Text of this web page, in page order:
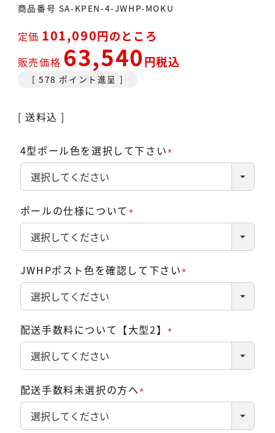
商品番号 SA-KPEN-4-JWHP-MOKU
定価 101,090 のところ
販売価格 63,540 税込
[ 578 ポイント進呈 ]
送料込
4型ポール色を選択して下さい
ポールの仕様について
JWHPポスト色を確認して下さい
配送手数料について【大型2】
配送手数料未選択の方へ